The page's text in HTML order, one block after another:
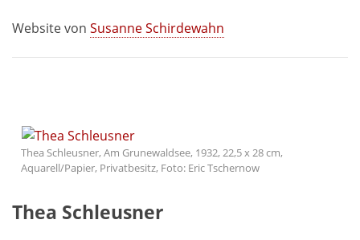
Website von Susanne Schirdewahn
Thea Schleusner, Am Grunewaldsee, 1932, 22,5 x 28 cm,
Aquarell/Papier, Privatbesitz, Foto: Eric Tschernow
Thea Schleusner